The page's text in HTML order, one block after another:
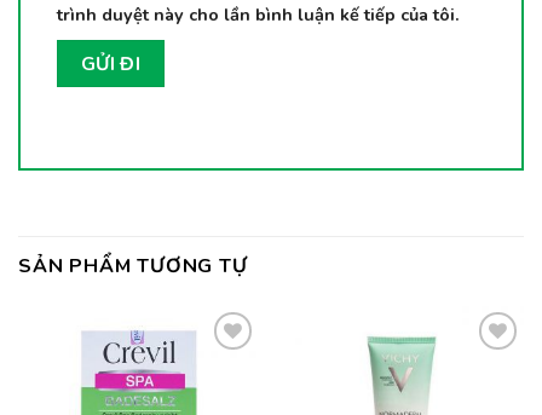
trình duyệt này cho lần bình luận kế tiếp của tôi.
SẢN PHẨM TƯƠNG TỰ